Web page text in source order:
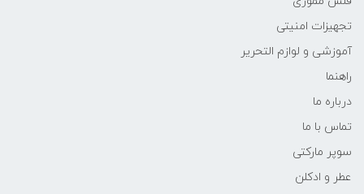
تجهیزات امنیتی
آموزشی و لوازم التحریر
راهنما
درباره ما
تماس با ما
سوپر مارکتی
عطر و ادکلن